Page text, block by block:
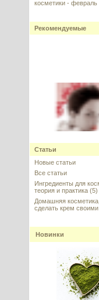
косметики - февраль
Рекомендуемые
---------
Voluform
---------
Статьи
Новые статьи
Все статьи
Ингредиенты для
теория и практика (5)
Домашняя
сделать крем
Новинки